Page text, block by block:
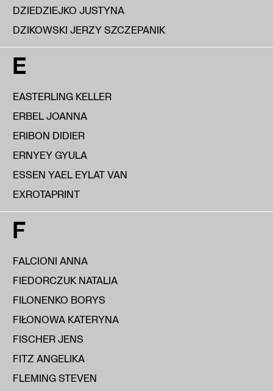
DZIEDZIEJKO JUSTYNA
DZIKOWSKI JERZY SZCZEPANIK
E
EASTERLING KELLER
ERBEL JOANNA
ERIBON DIDIER
ERNYEY GYULA
ESSEN YAEL EYLAT VAN
EXROTAPRINT
F
FALCIONI ANNA
FIEDORCZUK NATALIA
FILONENKO BORYS
FIŁONOWA KATERYNA
FISCHER JENS
FITZ ANGELIKA
FLEMING STEVEN